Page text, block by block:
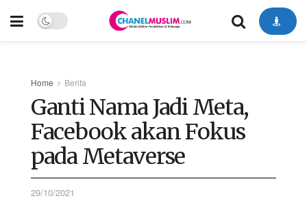
Home Berita
Ganti Nama Jadi Meta,
Facebook akan Fokus
pada Metaverse
29/10/2021